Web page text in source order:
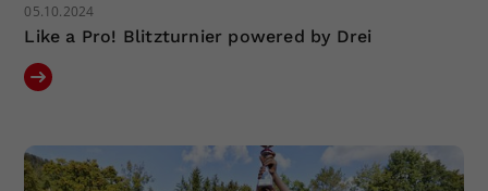
05.10.2024
Like a Pro! Blitzturnier powered by Drei